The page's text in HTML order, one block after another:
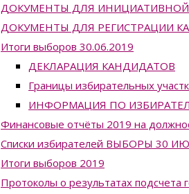
ДОКУМЕНТЫ ДЛЯ
ДОКУМЕНТЫ ДЛЯ РЕГИСТРАЦИИ
Итоги выборов 30.06.2019
ДЕКЛАРАЦИЯ КАНДИДАТОВ
Границы избирательных
ИНФОРМАЦИЯ ПО
Финансовые отчёты 2019 на
Списки избирателей ВЫБОРЫ 30
Итоги выборов 2019
Протоколы о результатах подсчета